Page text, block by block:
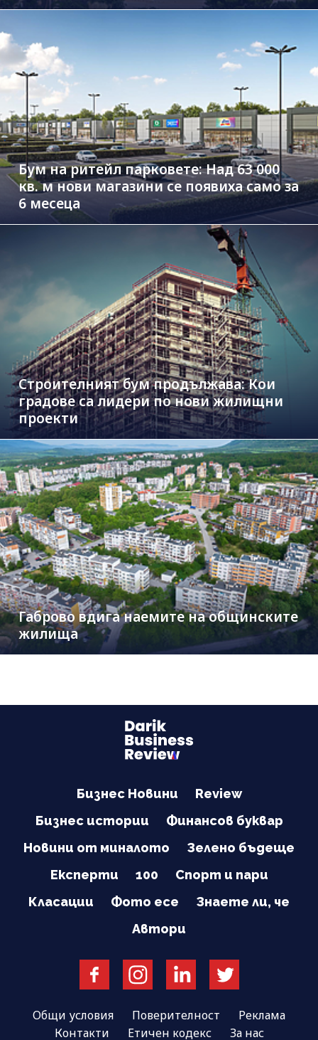
Бум на ритейл парковете: Над 63 000
кв. м нови магазини се появиха само за
6 месеца
Строителният бум продължава: Кои
градове са лидери по нови жилищни
проекти
Габрово вдига наемите на общинските
жилища
Бизнес Новини
Review
Бизнес истории
Финансов буквар
Новини от миналото
Зелено бъдеще
Експерти
100
Спорт и пари
Класации
Фото есе
Знаете ли, че
Автори
Общи условия Поверителност
Реклама
Контакти
Етичен кодекс За нас